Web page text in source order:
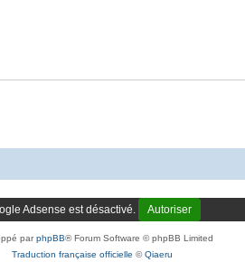
Adsense est désactivé. Autoriser
parphpBB® Forum Software © phpBB Limited
Traduction française officielle ©Qiaeru